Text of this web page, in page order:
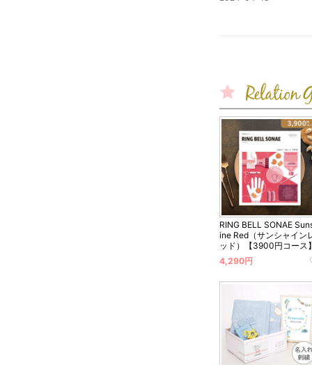
RING BELL SONAE
ine Red（サンシャイン
ッド）【3900円コース
4,290円